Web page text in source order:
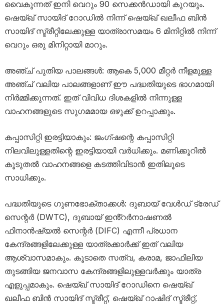
വൈകുന്നത് ഇനി വെറും 90 സെക്കൻഡായി കുറയും.
ഷെയ്ഖ് സായിദ് റോഡിൽ നിന്ന് ഷെയ്ഖ് ഖലീഫ ബിൻ
സായിദ് സ്ട്രീറ്റിലേക്കുള്ള യാത്രാസമയം 6 മിനിറ്റിൽ നിന്ന്
വെറും ഒരു മിനിറ്റായി മാറും.
അഞ്ച് പുതിയ പാലങ്ങൾ: ആകെ 5,000 മീറ്റർ നീളമുള്ള
അഞ്ച് വലിയ പാലങ്ങളാണ് ഈ പദ്ധതിയുടെ ഭാഗമായി
നിർമ്മിക്കുന്നത്. ഇത് വിവിധ ദിശകളിൽ നിന്നുള്ള
വാഹനങ്ങളുടെ സുഗമമായ ഒഴുക്ക് ഉറപ്പാക്കും.
കപ്പാസിറ്റി ഇരട്ടിയാകും: ജംഗ്ഷന്റെ കപ്പാസിറ്റി
നിലവിലുള്ളതിന്റെ ഇരട്ടിയായി വർധിക്കും. മണിക്കൂറിൽ
കൂടുതൽ വാഹനങ്ങളെ കടത്തിവിടാൻ ഇതിലൂടെ
സാധിക്കും.
പദ്ധതിയുടെ ഗുണഭോക്താക്കൾ: ദുബായ് വേൾഡ് ട്രേഡ്
സെന്റർ (DWTC), ദുബായ് ഇൻ്റർനാഷണൽ
ഫിനാൻഷ്യൽ സെന്റർ (DIFC) എന്നീ പ്രധാന
കേന്ദ്രങ്ങളിലേക്കുള്ള യാത്രക്കാർക്ക് ഇത് വലിയ
ആശ്വാസമാകും. കൂടാതെ സത്വ, കരാമ, ജാഫിലിയ
തുടങ്ങിയ ജനവാസ കേന്ദ്രങ്ങളിലുള്ളവർക്കും യാത്ര
എളുപ്പമാകും. ഷെയ്ഖ് സായിദ് റോഡിനെ ഷെയ്ഖ്
ഖലീഫ ബിൻ സായിദ് സ്ട്രീറ്റ്, ഷെയ്ഖ് റാഷിദ് സ്ട്രീറ്റ്,